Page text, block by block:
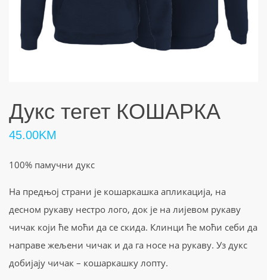
Дукс тегет КОШАРКА
45.00KM
100% памучни дукс
На предњој страни је кошаркашка апликација, на
десном рукаву нестро лого, док је на лијевом рукаву
чичак који ће моћи да се скида. Клинци ће моћи себи да
направе жељени чичак и да га носе на рукаву. Уз дукс
добијају чичак – кошаркашку лопту.